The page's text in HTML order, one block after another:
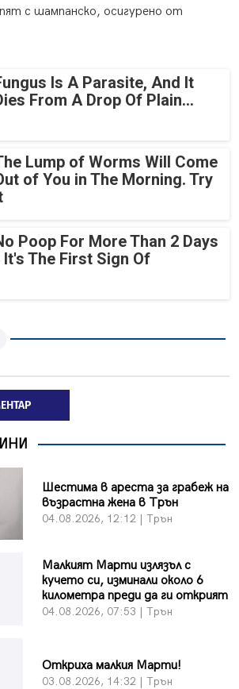
с шампанско, осигурено от
Is A Parasite, And It
From A Drop Of Plain...
Lump of Worms Will Come
of You in The Morning. Try
Poop For More Than 2 Days
It's The First Sign Of
Шестима в ареста за грабеж на
възрастна жена в Трън
04.08.2026, 12:12 | Трън
Малкият Марти излязъл с
кучето си, изминали около 6
километра преди да ги открият
04.08.2026, 07:53 | Трън
Откриха малкия Марти!
03.08.2026, 14:32 | Трън